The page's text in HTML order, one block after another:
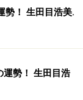
回復力運」1位
勢！ 生田目浩美.
運勢！ 生田目浩